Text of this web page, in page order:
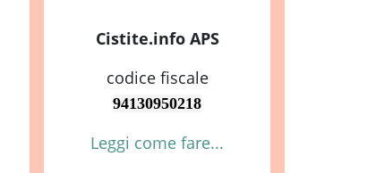
Cistite.info APS
codice fiscale
94130950218
Leggi come fare...